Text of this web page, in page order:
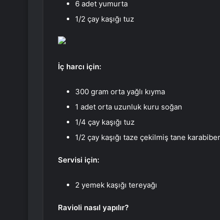
6 adet yumurta
1/2 çay kaşığı tuz
İç harcı için:
300 gram orta yağlı kıyma
1 adet orta uzunluk kuru soğan
1/4 çay kaşığı tuz
1/2 çay kaşığı taze çekilmiş tane karabiber
Servisi için:
2 yemek kaşığı tereyağı
Ravioli nasıl yapılır?